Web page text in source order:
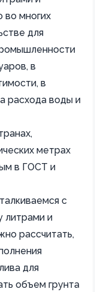
во многих
для
в
в
расхода воды и
метрах
в ГОСТ и
с
литрами и
рассчитать,
для
объем грунта